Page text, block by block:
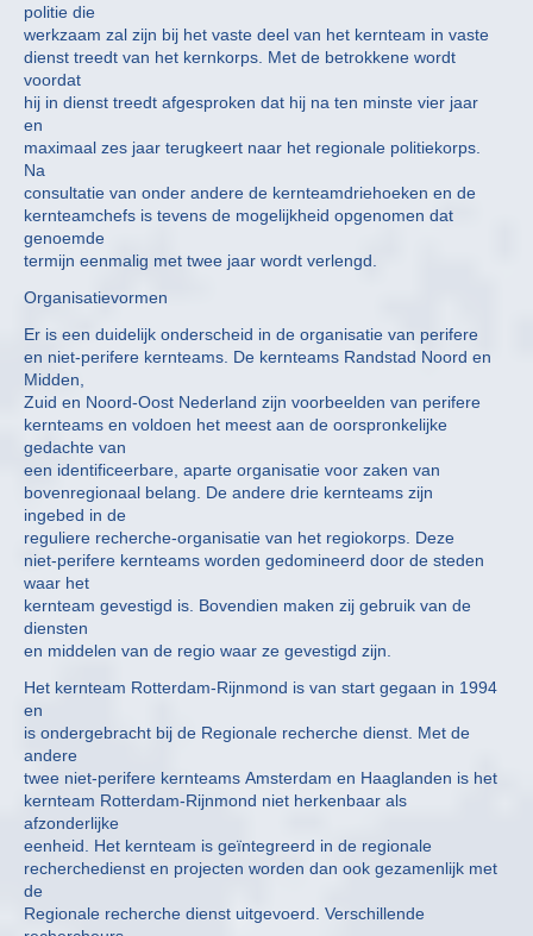
politie die
werkzaam zal zijn bij het vaste deel van het kernteam in vaste
dienst treedt van het kernkorps. Met de betrokkene wordt
voordat
hij in dienst treedt afgesproken dat hij na ten minste vier jaar
en
maximaal zes jaar terugkeert naar het regionale politiekorps.
Na
consultatie van onder andere de kernteamdriehoeken en de
kernteamchefs is tevens de mogelijkheid opgenomen dat
genoemde
termijn eenmalig met twee jaar wordt verlengd.
Organisatievormen
Er is een duidelijk onderscheid in de organisatie van perifere
en niet-perifere kernteams. De kernteams Randstad Noord en
Midden,
Zuid en Noord-Oost Nederland zijn voorbeelden van perifere
kernteams en voldoen het meest aan de oorspronkelijke
gedachte van
een identificeerbare, aparte organisatie voor zaken van
bovenregionaal belang. De andere drie kernteams zijn
ingebed in de
reguliere recherche-organisatie van het regiokorps. Deze
niet-perifere kernteams worden gedomineerd door de steden
waar het
kernteam gevestigd is. Bovendien maken zij gebruik van de
diensten
en middelen van de regio waar ze gevestigd zijn.
Het kernteam Rotterdam-Rijnmond is van start gegaan in 1994
en
is ondergebracht bij de Regionale recherche dienst. Met de
andere
twee niet-perifere kernteams Amsterdam en Haaglanden is het
kernteam Rotterdam-Rijnmond niet herkenbaar als
afzonderlijke
eenheid. Het kernteam is geïntegreerd in de regionale
recherchedienst en projecten worden dan ook gezamenlijk met
de
Regionale recherche dienst uitgevoerd. Verschillende